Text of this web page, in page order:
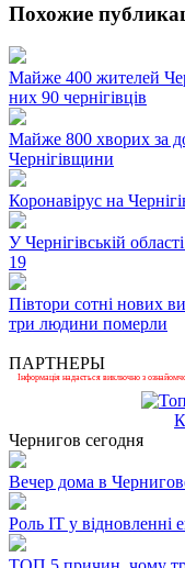
Похожие
Майже 400 жителей
них 90 чернігівців
Майже 800 хворих за
Чернігівщини
Коронавірус на
У Чернігівській
19
Півтори сотні нових
три людини померли
ПАРТНЕРЫ
Інформація надається виключно з
Чернигов сегодня
Вечер дома в
Роль ІТ у відновленні